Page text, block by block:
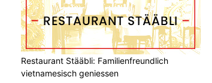
Restaurant Stääbli: Familienfreundlich
vietnamesisch geniessen